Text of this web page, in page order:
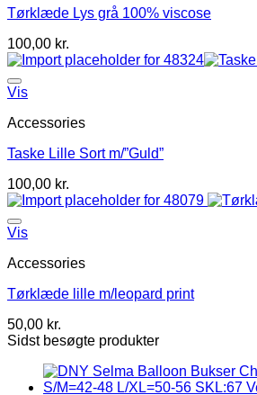
Tørklæde Lys grå 100% viscose
100,00 kr.
Vis
Accessories
Taske Lille Sort m/”Guld”
100,00 kr.
Vis
Accessories
Tørklæde lille m/leopard print
50,00 kr.
Sidst besøgte produkter